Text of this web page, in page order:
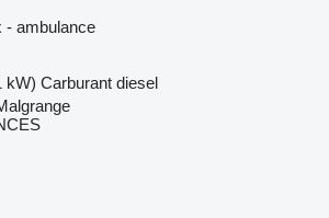
- ambulance
kW) Carburant diesel